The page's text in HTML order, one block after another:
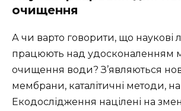
очищення
А чи варто говорити, що наукові
працюють над удосконаленням
очищення води? З’являються
мембрани, каталітичні методи,
Екодослідження націлені на